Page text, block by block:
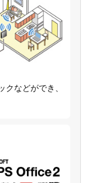
などができ、